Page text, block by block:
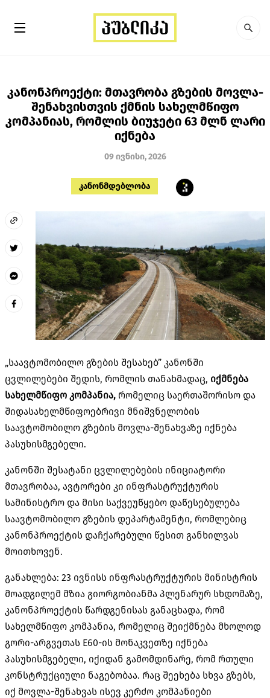
კანონპროექტი: მთავრობა გზების მოვლა-
შენახვისთვის ქმნის სახელმწიფო
კომპანიას, რომლის ბიუჯეტი 63 მლნ ლარი
იქნება
09 ივნისი, 2026
კანონმდებლობა
„საავტომობილო გზების შესახებ” კანონში
ცვლილებები შედის, რომლის თანახმადაც, იქმნება
სახელმწიფო კომპანია, რომელიც საერთაშორისო და
შიდასახელმწიფოებრივი მნიშვნელობის
საავტომობილო გზების მოვლა-შენახვაზე იქნება
პასუხისმგებელი.
კანონში შესატანი ცვლილებების ინიციატორი
მთავრობაა, ავტორები კი ინფრასტრუქტურის
სამინისტრო და მისი საქვეუწყებო დაწესებულება
საავტომობილო გზების დეპარტამენტი, რომლებიც
კანონპროექტის დაჩქარებული წესით განხილვას
მოითხოვენ.
განახლება: 23 ივნისს ინფრასტრუქტურის მინისტრის
მოადგილემ მზია გიორგობიანმა პლენარურ სხდომაზე,
კანონპროექტის წარდგენისას განაცხადა, რომ
სახელმწიფო კომპანია, რომელიც შეიქმნება მხოლოდ
გორი-არგვეთას E60-ის მონაკვეთზე იქნება
პასუხისმგებელი, იქიდან გამომდინარე, რომ რთული
კონსტრუქციული ნაგებობაა. რაც შეეხება სხვა გზებს,
იქ მოვლა-შენახვას ისევ კერძო კომპანიები